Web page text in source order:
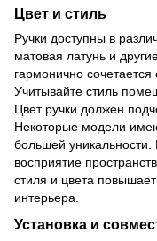
Цвет и стиль
Ручки доступны в
матовая латунь и
гармонично
Учитывайте стиль
Цвет ручки должен
Некоторые модели
большей уникальности.
восприятие
стиля и цвета повышает
интерьера.
Установка и